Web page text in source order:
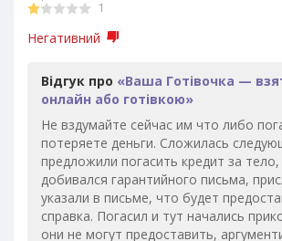
1
Негативний
Відгук про «Ваша Готівочка —
онлайн або готівкою»
Не вздумайте сейчас им что либо
потеряете деньги. Сложилась
предложили погасить кредит за
добивался гарантийного письма,
указали в письме, что будет
справка. Погасил и тут начались
они не могут предоставить,